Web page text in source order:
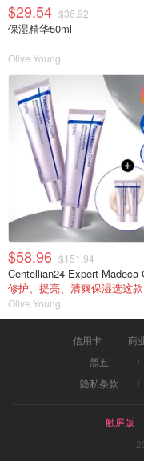
$29.54 $36.92
保湿精华50ml
Olive Young
$58.96 $151.94
修护、提亮、清爽保湿选这款
Olive Young
信用卡 商
黑五
隐私条款
触屏版